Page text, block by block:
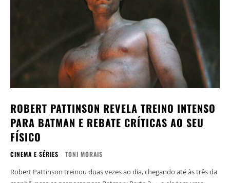
ROBERT PATTINSON REVELA TREINO INTENSO
PARA BATMAN E REBATE CRÍTICAS AO SEU
FÍSICO
CINEMA E SÉRIES TONI MORAIS
Robert Pattinson treinou duas vezes ao dia, chegando até às três da